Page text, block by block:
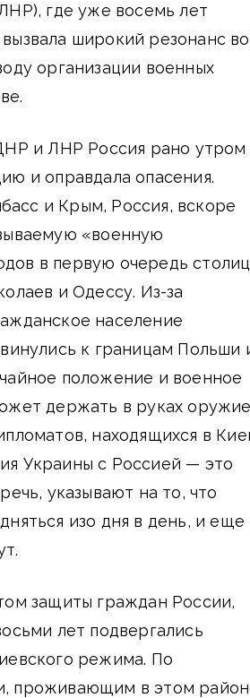
где уже восемь лет
широкий резонанс во
организации военных
и ЛНР Россия рано утром
и оправдала опасения.
и Крым, Россия, вскоре
«военную
в первую очередь
и Одессу. Из-за
население
к границам Польши
положение и военное
держать в руках
находящихся в
Украины с Россией — это
указывают на то, что
изо дня в день, и еще
защиты граждан России,
лет подвергались
режима. По
проживающим в этом